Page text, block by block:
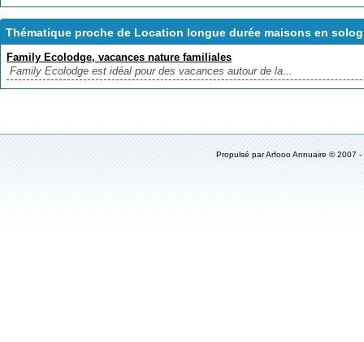
Thématique proche de Location longue durée maisons en
Family Ecolodge, vacances nature familiales
Family Ecolodge est idéal pour des vacances autour de la...
Propulsé par Arfooo Annuaire ©